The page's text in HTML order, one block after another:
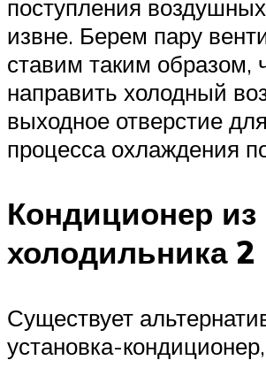
поступления
извне. Берем пару
ставим таким образом,
направить холодный
выходное отверстие
процесса охлаждения
Кондиционер из
холодильника 2
Существует
установка-